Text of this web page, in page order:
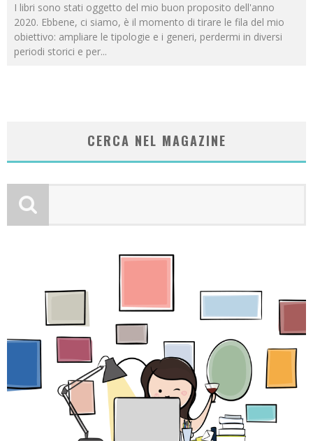
I libri sono stati oggetto del mio buon proposito dell'anno
2020. Ebbene, ci siamo, è il momento di tirare le fila del mio
obiettivo: ampliare le tipologie e i generi, perdermi in diversi
periodi storici e per...
CERCA NEL MAGAZINE